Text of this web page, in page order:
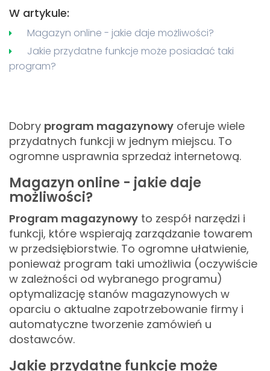
W artykule:
Magazyn online - jakie daje możliwości?
Jakie przydatne funkcje może posiadać taki
program?
Dobry program magazynowy oferuje wiele
przydatnych funkcji w jednym miejscu. To
ogromne usprawnia sprzedaż internetową.
Magazyn online - jakie daje
możliwości?
Program magazynowy to zespół narzędzi i
funkcji, które wspierają zarządzanie towarem
w przedsiębiorstwie. To ogromne ułatwienie,
ponieważ program taki umożliwia (oczywiście
w zależności od wybranego programu)
optymalizację stanów magazynowych w
oparciu o aktualne zapotrzebowanie firmy i
automatyczne tworzenie zamówień u
dostawców.
Jakie przydatne funkcje może